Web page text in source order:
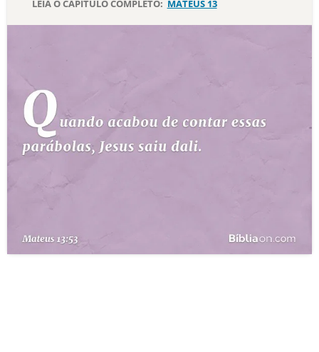
10 MANDAMENTOS
ESTUDOS BÍBLICOS
ESBOÇOS DE PREGAÇÃO
PERGUNTE À BÍBLIA
LEIA O CAPÍTULO COMPLETO: MATEUS 13